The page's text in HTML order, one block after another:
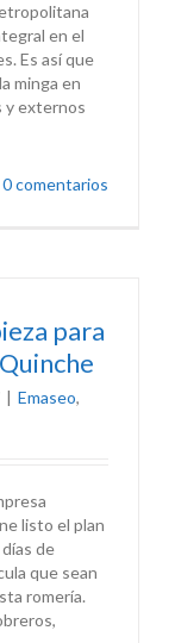
en el
Es así que
minga en
y externos
0 comentarios
para
| Emaseo,
listo el plan
de
que sean
romería.